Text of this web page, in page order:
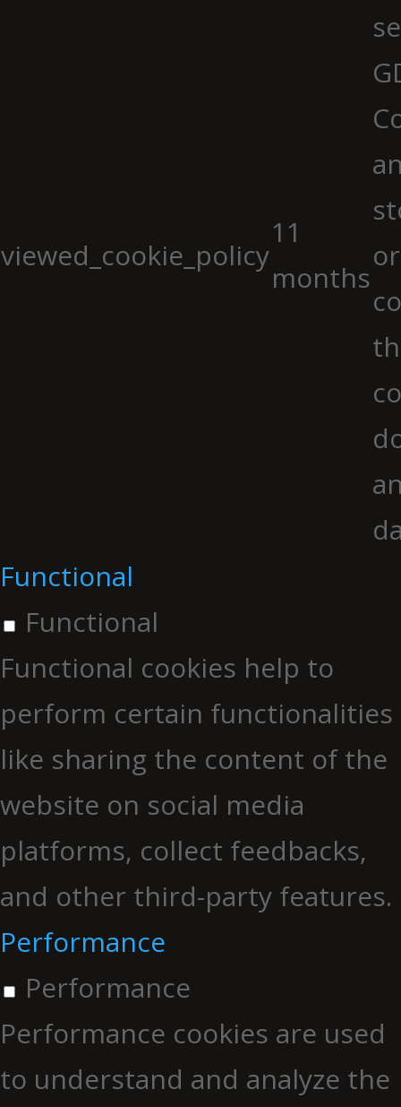
viewed_cookie_policy
11
months
Functional
Functional
Functional cookies help to
perform certain functionalities
like sharing the content of the
website on social media
platforms, collect feedbacks,
and other third-party features.
Performance
Performance
Performance cookies are used
to understand and analyze the